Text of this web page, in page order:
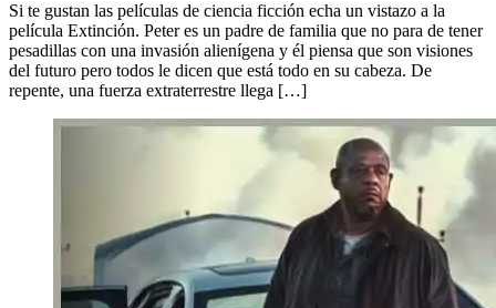
Si te gustan las películas de ciencia ficción echa un vistazo a la
película Extinción. Peter es un padre de familia que no para de tener
pesadillas con una invasión alienígena y él piensa que son visiones
del futuro pero todos le dicen que está todo en su cabeza. De
repente, una fuerza extraterrestre llega […]